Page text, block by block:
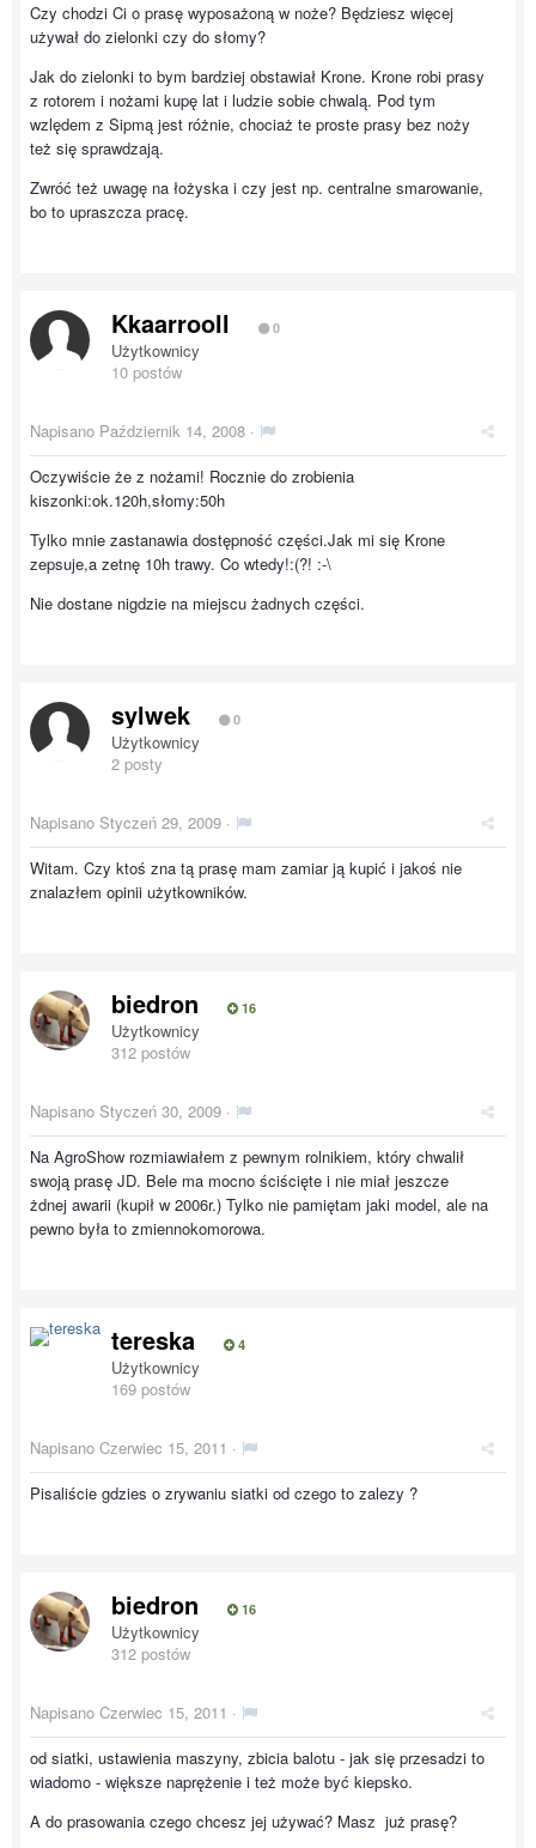
Czy chodzi Ci o prasę wyposażoną w noże? Będziesz więcej
używał do zielonki czy do słomy?
Jak do zielonki to bym bardziej obstawiał Krone. Krone robi prasy
z rotorem i nożami kupę lat i ludzie sobie chwalą. Pod tym
wzlędem z Sipmą jest różnie, chociaż te proste prasy bez noży
też się sprawdzają.
Zwróć też uwagę na łożyska i czy jest np. centralne smarowanie,
bo to upraszcza pracę.
Kkaarrooll 0
Użytkownicy
10 postów
Napisano Październik 14, 2008 ·
Oczywiście że z nożami! Rocznie do zrobienia
kiszonki:ok.120h,słomy:50h
Tylko mnie zastanawia dostępność części.Jak mi się Krone
zepsuje,a zetnę 10h trawy. Co wtedy!:(?! :-\
Nie dostane nigdzie na miejscu żadnych części.
sylwek 0
Użytkownicy
2 posty
Napisano Styczeń 29, 2009 ·
Witam. Czy ktoś zna tą prasę mam zamiar ją kupić i jakoś nie
znalazłem opinii użytkowników.
biedron 16
Użytkownicy
312 postów
Napisano Styczeń 30, 2009 ·
Na AgroShow rozmiawiałem z pewnym rolnikiem, który chwalił
swoją prasę JD. Bele ma mocno ściścięte i nie miał jeszcze
żdnej awarii (kupił w 2006r.) Tylko nie pamiętam jaki model, ale na
pewno była to zmiennokomorowa.
tereska 4
Użytkownicy
169 postów
Napisano Czerwiec 15, 2011 ·
Pisaliście gdzies o zrywaniu siatki od czego to zalezy ?
biedron 16
Użytkownicy
312 postów
Napisano Czerwiec 15, 2011 ·
od siatki, ustawienia maszyny, zbicia balotu - jak się przesadzi to
wiadomo - większe naprężenie i też może być kiepsko.
A do prasowania czego chcesz jej używać? Masz już prasę?